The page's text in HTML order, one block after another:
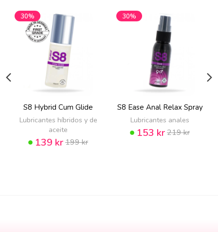
30%
S8 Hybrid Cum Glide
Lubricantes híbridos y de
aceite
139 kr199 kr
30%
S8 Ease Anal Relax Spray
Lubricantes anales
153 kr219 kr